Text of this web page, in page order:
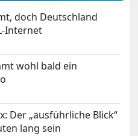
doch Deutschland
Internet
wohl bald ein
Der „ausführliche Blick“
lang sein